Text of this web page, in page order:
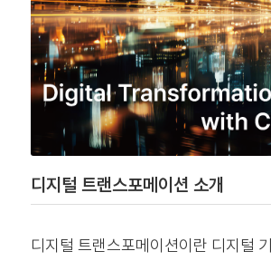
디지털 트랜스포메이션 소개
디지털 트랜스포메이션이란 디지털